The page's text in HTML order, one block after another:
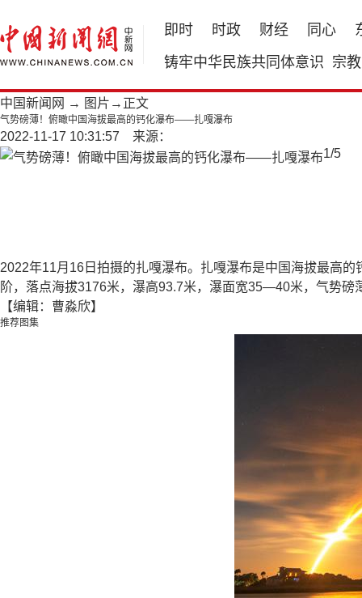
即时 时政 财经 同心
铸牢中华民族共同体意识 宗教
中国新闻网 → 图片 →正文
气势磅薄！俯瞰中国海拔最高的钙化瀑布——扎嘎瀑布
2022-11-17 10:31:57 来源：
1/5
2022年11月16日拍摄的扎嘎瀑布。扎嘎瀑布是中国海拔最高
阶，落点海拔3176米，瀑高93.7米，瀑面宽35—40米，气势
【编辑：曹淼欣】
推荐图集